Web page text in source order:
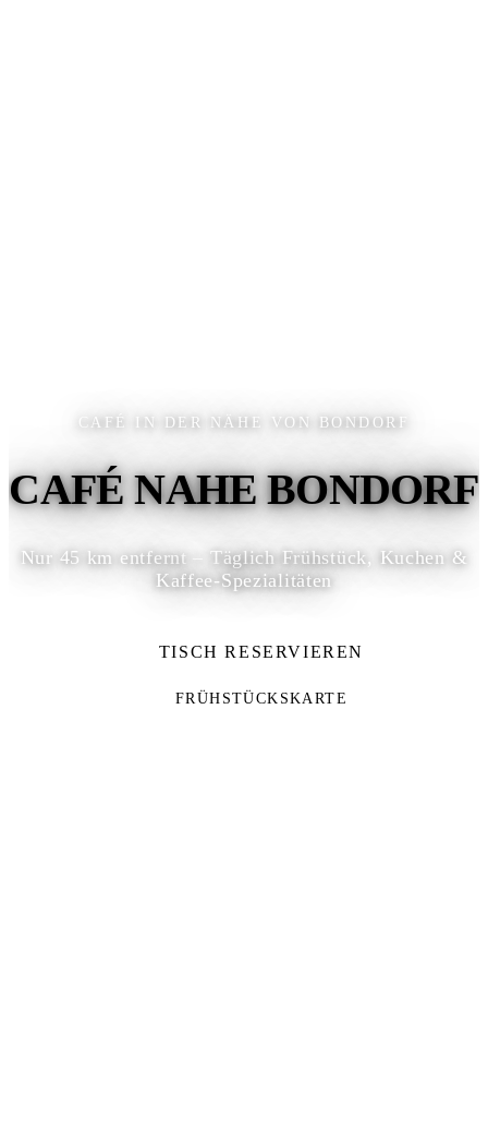
CAFÉ IN DER NÄHE VON BONDORF
CAFÉ NAHE BONDORF
Nur 45 km entfernt – Täglich Frühstück, Kuchen &
Kaffee-Spezialitäten
TISCH RESERVIEREN
FRÜHSTÜCKSKARTE